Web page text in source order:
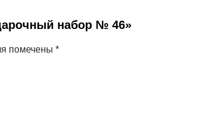
набор № 46»
помечены *